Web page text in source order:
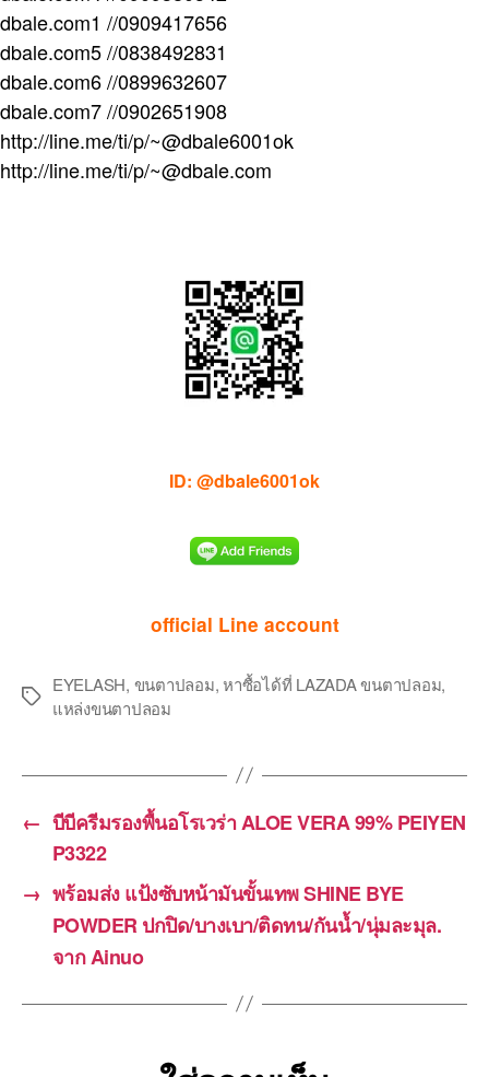
dbale.com1 //0909417656
dbale.com5 //0838492831
dbale.com6 //0899632607
dbale.com7 //0902651908
http://line.me/ti/p/~@dbale6001ok
http://line.me/ti/p/~@dbale.com
ID: @dbale6001ok
official Line account
Tags
EYELASH, ขนตาปลอม,หาซื้อได้ที่ LAZADA ขนตาปลอม,
แหล่งขนตาปลอม
← บีบีครีมรองพื้นอโรเวร่า ALOE VERA 99% PEIYEN
P3322
→ พร้อมส่ง แป้งซับหน้ามันขั้นเทพ SHINE BYE
POWDER ปกปิด/บางเบา/ติดทน/กันน้ำ/นุ่มละมุล.
จาก Ainuo